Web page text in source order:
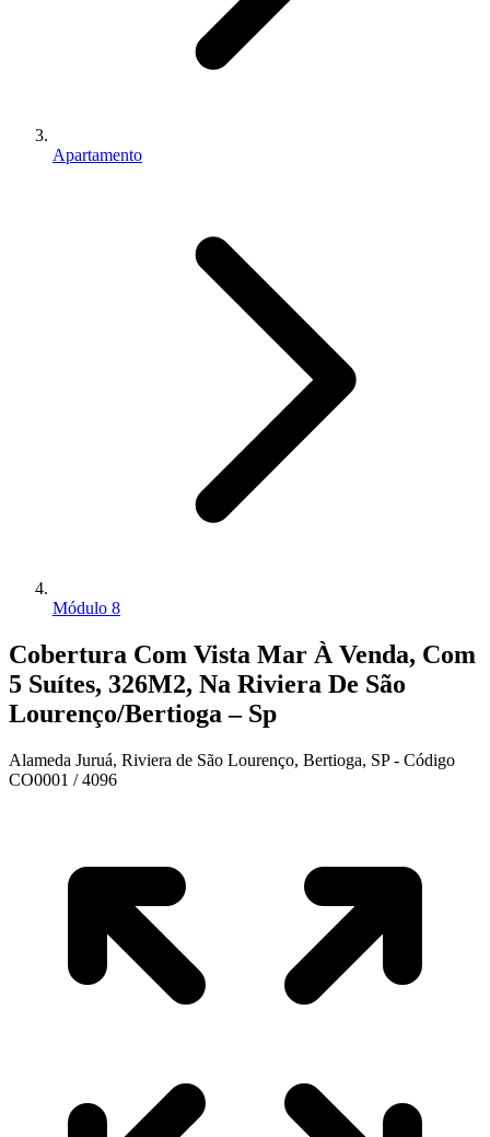
Apartamento
Módulo 8
Cobertura Com Vista Mar À Venda, Com
5 Suítes, 326M2, Na Riviera De São
Lourenço/Bertioga – Sp
Alameda Juruá, Riviera de São Lourenço, Bertioga, SP - Código
CO0001 / 4096